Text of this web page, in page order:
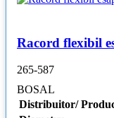
Racord flexibil
265-587
BOSAL
Distribuitor/